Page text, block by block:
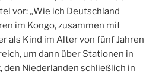
vor: „Wie ich Deutschland
im Kongo, zusammen mit
als Kind im Alter von fünf Jahren
um dann über Stationen in
den Niederlanden schließlich in